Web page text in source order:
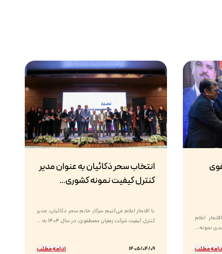
اعلام
مطلب
انتخاب سحر ذکائیان به عنوان مدیر
کنترل کیفیت نمونه کشوری...
با افتخار اعلام می‌کنیم سرکار خانم سحر ذکائیان، مدیر
کنترل کیفیت شرکت زعفران مصطفوی، در سال ۱۴۰۴ به...
1405/04/09 ادامه مطلب